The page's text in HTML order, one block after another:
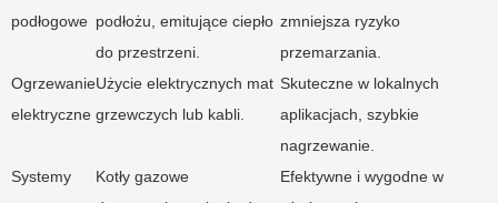
podłogowe podłożu, emitujące ciepło
do przestrzeni.
zmniejsza ryzyko
przemarzania.
Ogrzewanie
elektryczne
Użycie elektrycznych mat
grzewczych lub kabli.
Skuteczne w lokalnych
aplikacjach, szybkie
nagrzewanie.
Systemy
Kotły gazowe
Efektywne i wygodne w